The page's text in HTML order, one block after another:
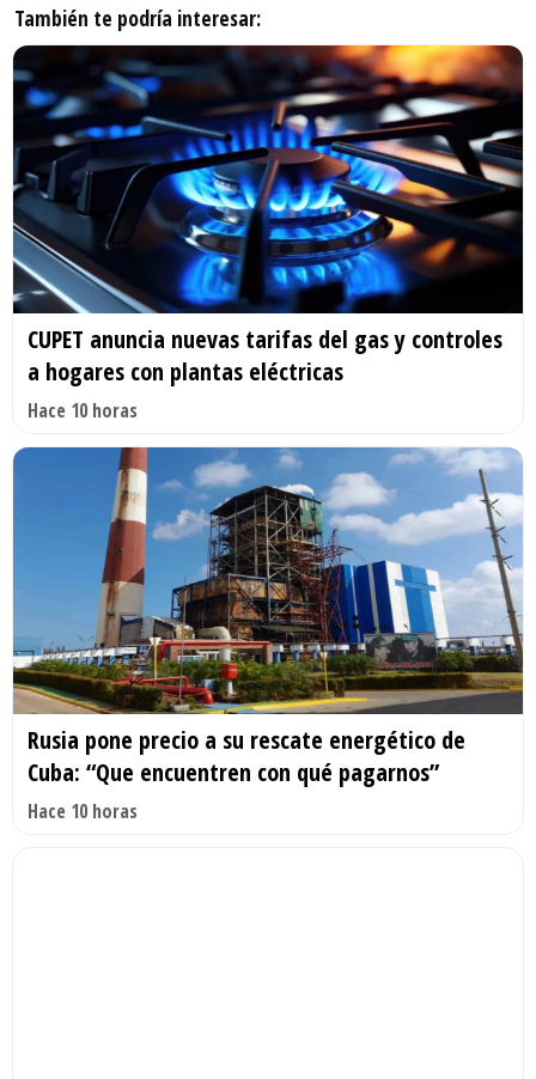
También te podría interesar:
CUPET anuncia nuevas tarifas del gas y controles
a hogares con plantas eléctricas
Hace 10 horas
Rusia pone precio a su rescate energético de
Cuba: “Que encuentren con qué pagarnos”
Hace 10 horas